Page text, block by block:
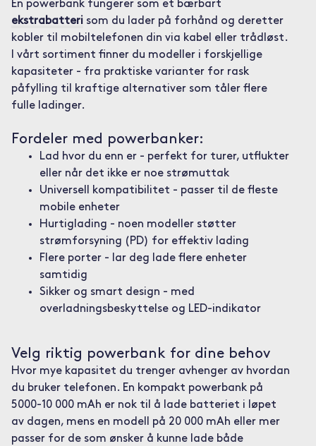
En powerbank fungerer som et bærbart
ekstrabatterisom du lader på forhånd og deretter
kobler til mobiltelefonen din via kabel eller trådløst.
I vårt sortiment finner du modeller i forskjellige
kapasiteter - fra praktiske varianter for rask
påfylling til kraftige alternativer som tåler flere
fulle ladinger.
Fordeler med powerbanker:
Lad hvor du enn er - perfekt for turer, utflukter
eller når det ikke er noe strømuttak
Universell kompatibilitet - passer til de fleste
mobile enheter
Hurtiglading - noen modeller støtter
strømforsyning (PD) for effektiv lading
Flere porter - lar deg lade flere enheter
samtidig
Sikker og smart design - med
overladningsbeskyttelse og LED-indikator
Velg riktig powerbank for dine behov
Hvor mye kapasitet du trenger avhenger av hvordan
du bruker telefonen. En kompakt powerbank på
5000-10 000 mAh er nok til å lade batteriet i løpet
av dagen, mens en modell på 20 000 mAh eller mer
passer for de som ønsker å kunne lade både